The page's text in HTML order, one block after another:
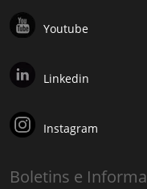
Youtube
Linkedin
Instagram
Boletins e